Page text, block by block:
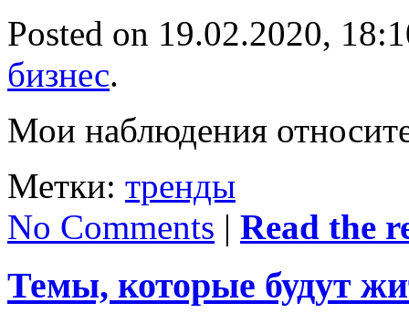
Posted on 19.02.2020,
бизнес.
Мои наблюдения
Метки: тренды
No Comments | Read the
Темы, которые будут